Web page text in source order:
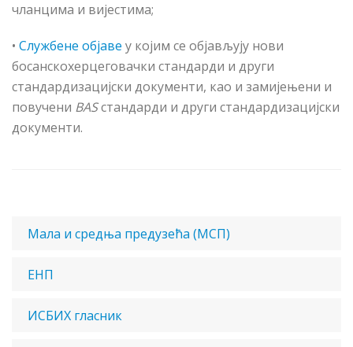
чланцима и вијестима;
• Службене објаве у којим се објављују нови
босанскохерцеговачки стандарди и други
стандардизацијски документи, као и замијењени и
повучени BASстандарди и други стандардизацијски
документи.
Мала и средња предузећа (МСП)
ЕНП
ИСБИХ гласник